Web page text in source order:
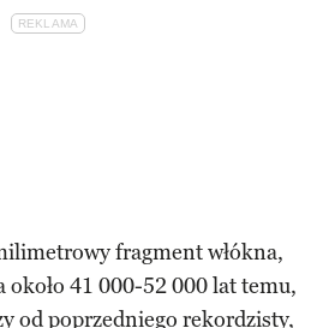
fragment włókna,
41 000-52 000 lat temu,
od poprzedniego rekordzisty,